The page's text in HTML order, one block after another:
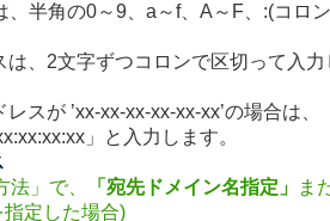
、半角の0～9、a～f、A～F、:(コロ
は、2文字ずつコロンで区切って入
レスが ’xx-xx-xx-xx-xx-xx’の場合は、
」と入力します。
法」で、
「宛先ドメイン名指定」
ま
指定した場合)